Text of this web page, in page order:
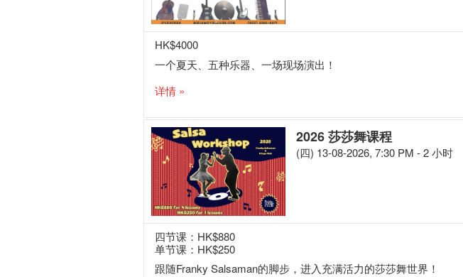
HK$4000
一个夏天、五种乐器、一场现场演出！
详情 »
2026 莎莎舞课程
(四) 13-08-2026, 7:30 PM - 2 小时
四节课：HK$880
单节课：HK$250
跟随Franky Salsaman的脚步，进入充满活力的莎莎舞世界！